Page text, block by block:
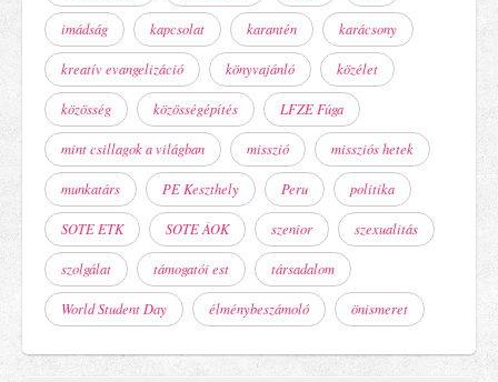
imádság kapcsolat karantén karácsony
kreatív evangelizáció könyvajánló közélet
közösség közösségépítés LFZE Fúga
mint csillagok a világban misszió missziós hetek
munkatárs PE Keszthely Peru politika
SOTE ETK SOTE ÁOK szenior szexualitás
szolgálat támogatói est társadalom
World Student Day élménybeszámoló önismeret